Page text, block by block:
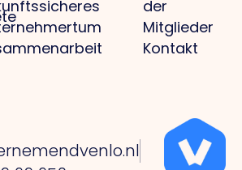
der
Mitglieder
Kontakt